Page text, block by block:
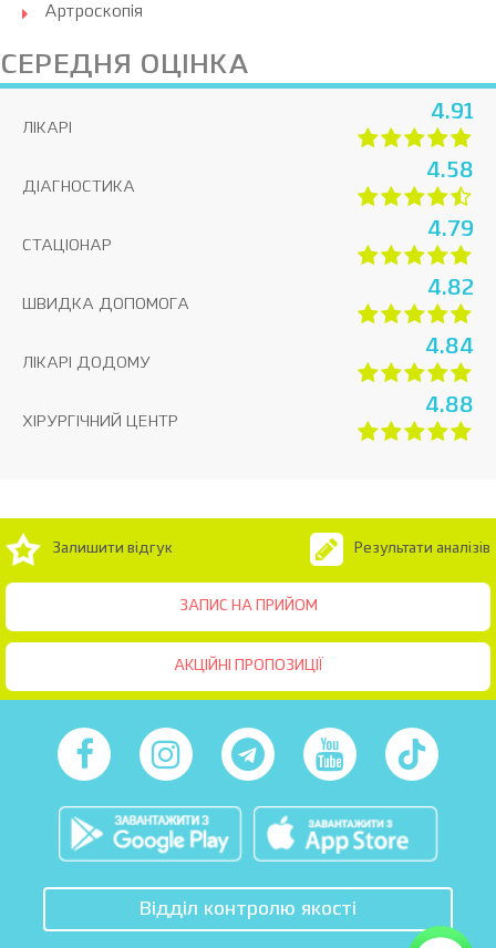
Артроскопія
СЕРЕДНЯ ОЦІНКА
ЛІКАРІ
4.91
ДІАГНОСТИКА
4.58
СТАЦІОНАР
4.79
ШВИДКА ДОПОМОГА
4.82
ЛІКАРІ ДОДОМУ
4.84
ХІРУРГІЧНИЙ ЦЕНТР
4.88
ЗАПИС НА ПРИЙОМ
Залишити відгук Результати аналізів
АКЦІЙНІ ПРОПОЗИЦІЇ
Відділ контролю якості